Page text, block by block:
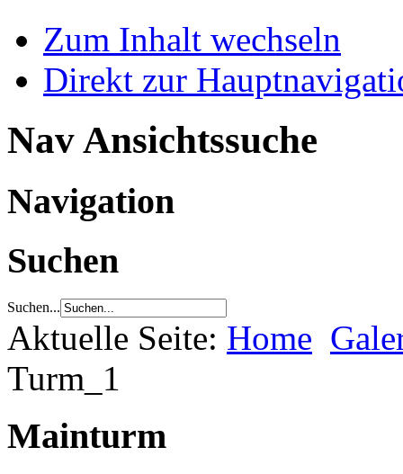
Zum Inhalt wechseln
Direkt zur
Nav Ansichtssuche
Navigation
Suchen
Suchen...
Aktuelle Seite: Home
Turm_1
Mainturm